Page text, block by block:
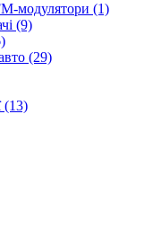
модулятори (1)
(9)
(29)
(13)